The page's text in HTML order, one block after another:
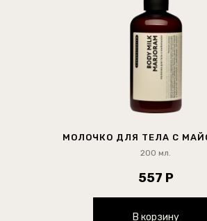
МОЛОЧКО ДЛЯ ТЕЛА С
200 мл.
557 Р
В корзину